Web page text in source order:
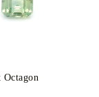
Octagon